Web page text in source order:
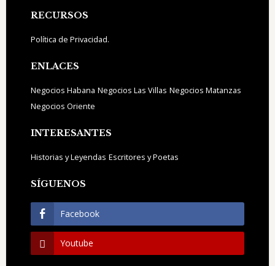
Footer
RECURSOS
Política de Privacidad.
ENLACES
Negocios Habana Negocios Las Villas Negocios Matanzas
Negocios Oriente
INTERESANTES
Historias y Leyendas Escritores y Poetas
SÍGUENOS
Facebook
Youtube